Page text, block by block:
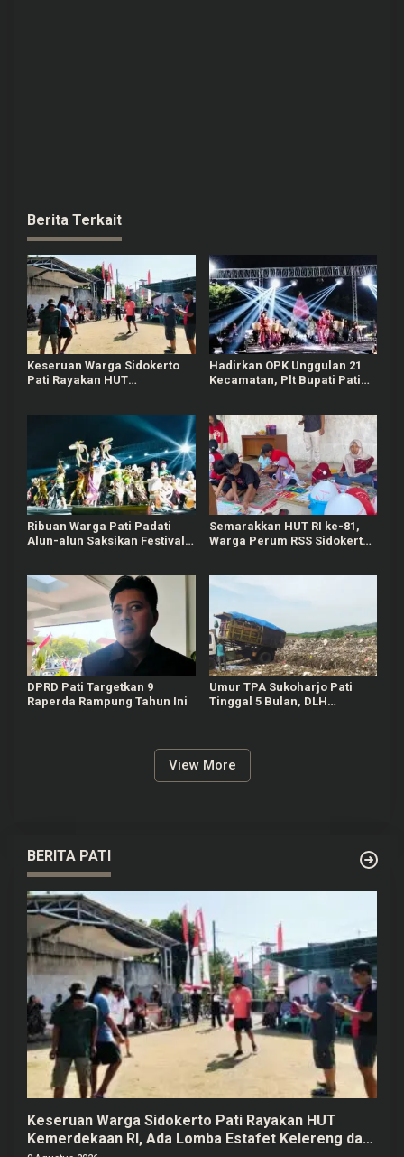
Berita Terkait
Keseruan Warga Sidokerto
Pati Rayakan HUT
Hadirkan OPK Unggulan 21
Kecamatan, Plt Bupati Pati
Ribuan Warga Pati Padati
Alun-alun Saksikan Festival
Semarakkan HUT RI ke-81,
Warga Perum RSS Sidokerto
DPRD Pati Targetkan 9
Raperda Rampung Tahun Ini
Umur TPA Sukoharjo Pati
Tinggal 5 Bulan, DLH
View More
BERITA PATI
Keseruan Warga Sidokerto Pati Rayakan HUT
Kemerdekaan RI, Ada Lomba Estafet Kelereng dan